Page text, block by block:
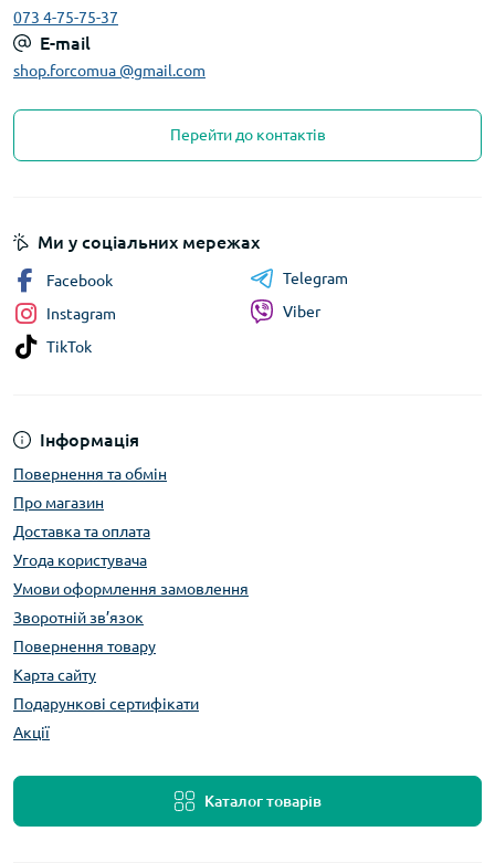
073 4-75-75-37
E-mail
shop.forcomua @gmail.com
Перейти до контактів
Інформація
Повернення та обмін
Про магазин
Доставка та оплата
Угода користувача
Умови оформлення замовлення
Зворотній зв’язок
Повернення товару
Карта сайту
Подарункові сертифікати
Акції
Каталог товарів
Ми у соціальних мережах
Facebook
Instagram
TikTok
Telegram
Viber